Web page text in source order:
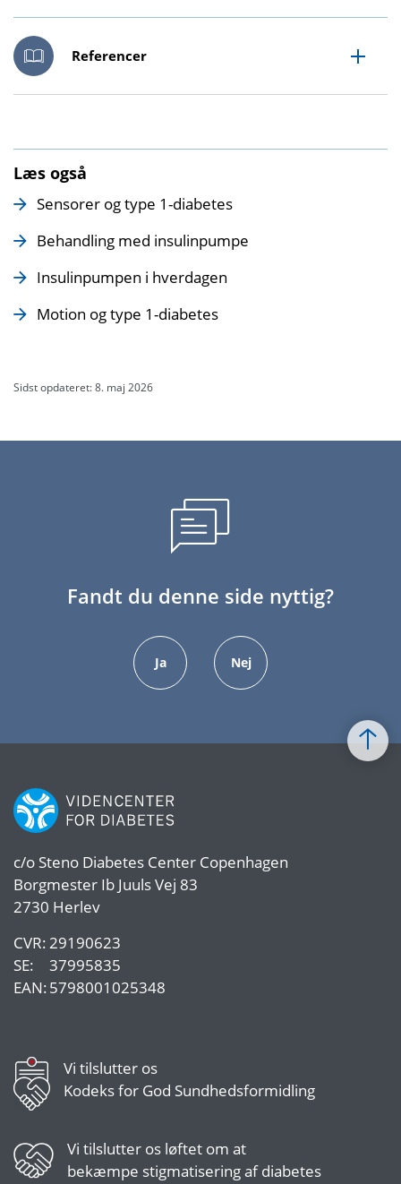
Referencer
Læs også
Sensorer og type 1-diabetes
Behandling med insulinpumpe
Insulinpumpen i hverdagen
Motion og type 1-diabetes
Sidst opdateret: 8. maj 2026
Fandt du denne side nyttig?
Ja Nej
c/o Steno Diabetes Center Copenhagen
Borgmester Ib Juuls Vej 83
2730 Herlev
CVR:29190623
SE:
37995835
EAN:5798001025348
Vi tilslutter os
Kodeks for God Sundhedsformidling
Vi tilslutter os løftet om at
bekæmpe stigmatisering af diabetes